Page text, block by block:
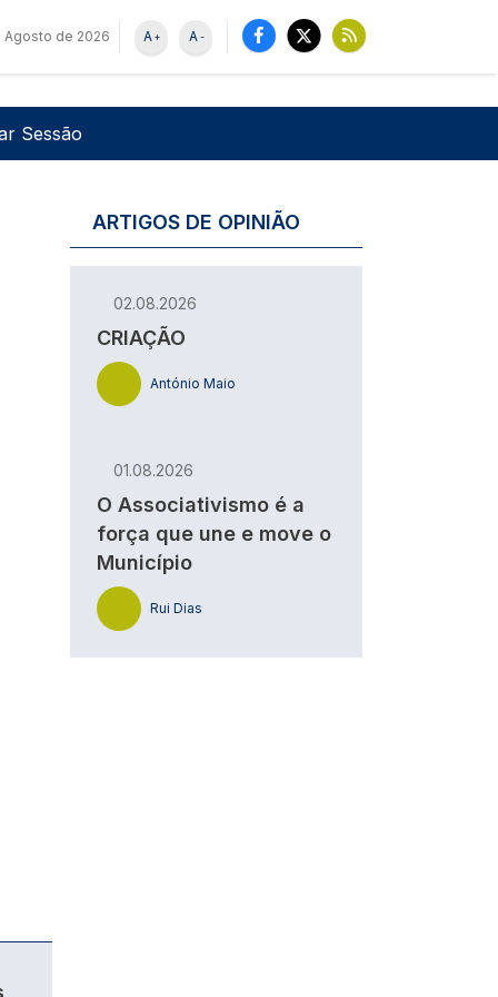
Agosto de 2026 -
A
+
A
de utilizador
Sessão
ARTIGOS DE OPINIÃO
02.08.2026
CRIAÇÃO
António Maio
01.08.2026
O Associativismo é a
força que une e move o
Município
Rui Dias